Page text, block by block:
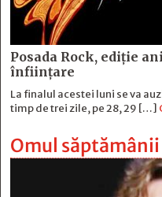
Posada Rock, ediţie
înfiinţare
La finalul acestei luni se va
timp de trei zile, pe 28, 29 […]
Omul săptămânii